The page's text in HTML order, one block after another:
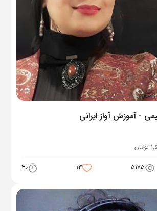
- آموزش آواز ایرانی
تومان
5175
13
30